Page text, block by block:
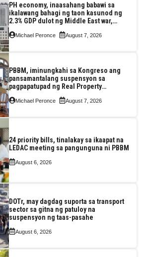
PH economy, inaasahang babawi sa
ikalawang bahagi ng taon kasunod ng
2.3% GDP dulot ng Middle East war,
pagkaantala ng public construction
Michael Peronce August 7, 2026
PBBM, iminungkahi sa Kongreso ang
pansamantalang suspensyon sa
pagpapatupad ng Real Property
Valuation and Assessment Reform Act
Michael Peronce August 7, 2026
24 priority bills, tinalakay sa ikaapat na
LEDAC meeting sa pangunguna ni PBBM
August 6, 2026
DOTr, may dagdag suporta sa transport
sector sa gitna ng patuloy na
suspensyon ng taas-pasahe
August 6, 2026